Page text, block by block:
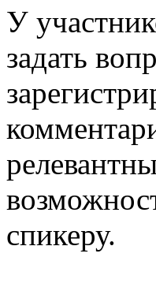
У
задать
спикеру.